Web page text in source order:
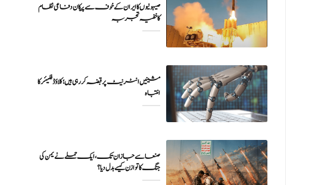
صیہونیوں کا ایران کے خوف سے پیکان دفاعی نظام
کا خفیہ تجربہ
مشینیں انٹرنیٹ پر قبضہ کر رہی ہیں؛ کلاؤڈ فلیئر کا
انتباہ
صنعا سے جازان تک، ایک حملے نے یمن کی
جنگ کا توازن کیسے بدل دیا؟